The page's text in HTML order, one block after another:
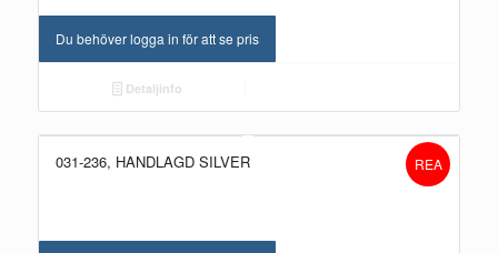
Du behöver logga in för att se pris
Detaljinfo
031-236, HANDLAGD SILVER REA